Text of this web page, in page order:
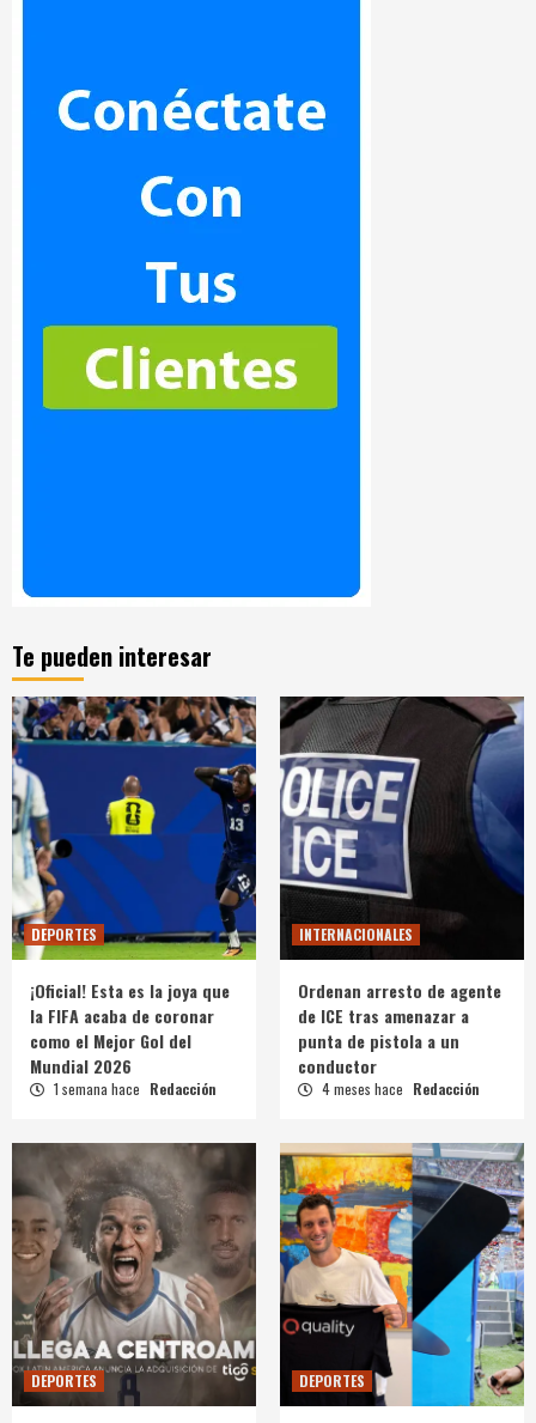
Te pueden interesar
DEPORTES
¡Oficial! Esta es la joya que
la FIFA acaba de coronar
como el Mejor Gol del
Mundial 2026
1 semana hace Redacción
INTERNACIONALES
Ordenan arresto de agente
de ICE tras amenazar a
punta de pistola a un
conductor
4 meses hace Redacción
DEPORTES DEPORTES